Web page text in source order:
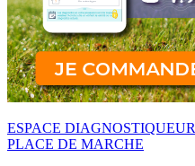
ESPACE DIAGNOSTIQUEUR
PLACE DE MARCHE